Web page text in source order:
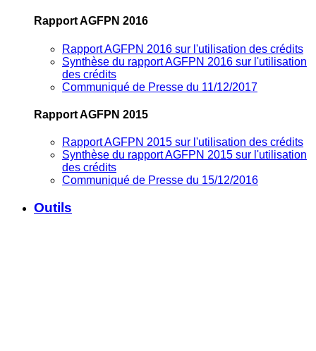
Rapport AGFPN 2016
Rapport AGFPN 2016 sur l'utilisation des crédits
Synthèse du rapport AGFPN 2016 sur l'utilisation
des crédits
Communiqué de Presse du 11/12/2017
Rapport AGFPN 2015
Rapport AGFPN 2015 sur l'utilisation des crédits
Synthèse du rapport AGFPN 2015 sur l'utilisation
des crédits
Communiqué de Presse du 15/12/2016
Outils